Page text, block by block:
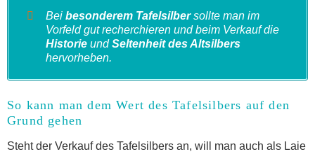
Bei besonderem Tafelsilbersollte man im
Vorfeld gut recherchieren und beim Verkauf die
Historie undSeltenheit des Altsilbers
hervorheben.
So kann man dem Wert des Tafelsilbers auf den
Grund gehen
Steht der Verkauf des Tafelsilbers an, will man auch als Laie